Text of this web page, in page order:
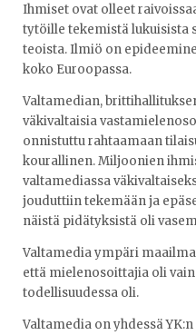
Ihmiset ovat olleet
tytöille tekemistä lukuisista
teoista. Ilmiö on
koko Euroopassa.
Valtamedian,
väkivaltaisia
onnistuttu rahtaamaan
kourallinen. Miljoonien
valtamediassa
jouduttiin tekemään ja
näistä pidätyksistä oli
Valtamedia ympäri
että mielenosoittajia oli
todellisuudessa oli.
Valtamedia on yhdessä